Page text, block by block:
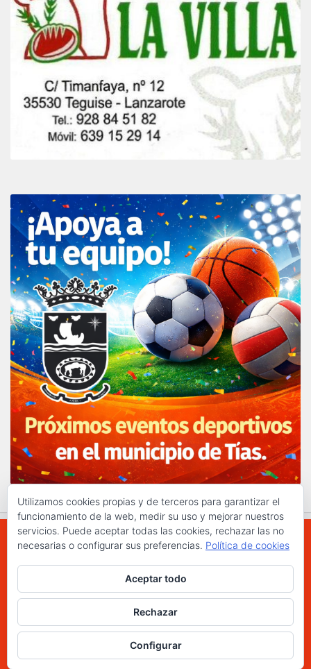
WWW.ELCHAPLON.COM © 2026. Todos los
derechos reservados.
Utilizamos cookies propias y de terceros para garantizar el
funcionamiento de la web, medir su uso y mejorar nuestros
servicios. Puede aceptar todas las cookies, rechazar las no
necesarias o configurar sus preferencias. Política de cookies
Aceptar todo
Rechazar
Configurar